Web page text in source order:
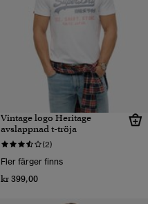
Vintage logo Heritage
avslappnad t-tröja
(2)
Fler färger finns
kr 399,00